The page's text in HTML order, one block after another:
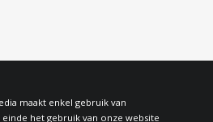
maakt enkel gebruik van
het gebruik van onze website